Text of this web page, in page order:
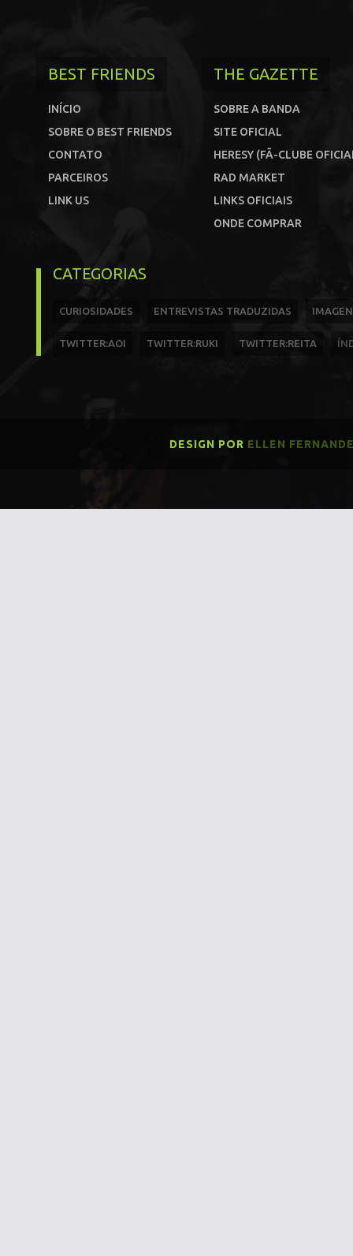
BEST FRIENDS
INÍCIO
SOBRE O BEST FRIENDS
CONTATO
PARCEIROS
LINK US
THE GAZETTE
SOBRE A BANDA
SITE OFICIAL
HERESY (FÃ-CLUBE
RAD MARKET
LINKS OFICIAIS
ONDE COMPRAR
CATEGORIAS
CURIOSIDADES ENTREVISTAS TRADUZIDAS
TWITTER:AOI TWITTER:RUKI TWITTER:REITA
DESIGN POR ELLEN